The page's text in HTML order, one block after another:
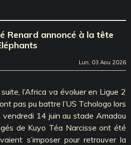
Renard annoncé à la tête
Lun, 03 Aou 2026
l’Africa va évoluer en Ligue 2
pas pu battre l’US Tchologo lors
vendredi 14 juin au stade Amadou
de Kuyo Téa Narcisse ont été
s’imposer pour retrouver la